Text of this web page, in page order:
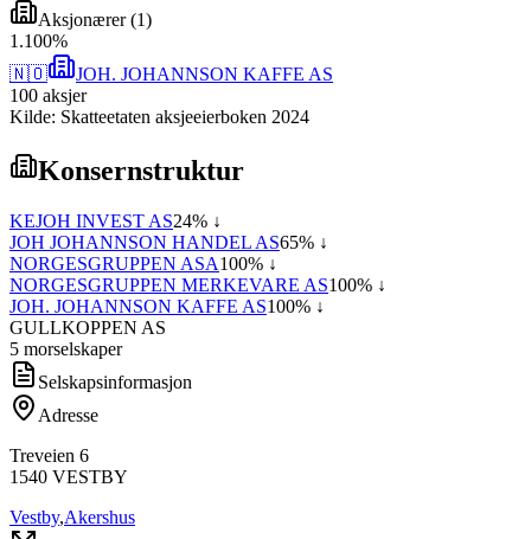
Aksjonærer(1)
1 .100%
🇳🇴
JOH. JOHANNSON KAFFE AS
100 aksjer
Kilde: Skatteetaten aksjeeierboken 2024
Konsernstruktur
KEJOH INVEST AS24% ↓
JOH JOHANNSON HANDEL AS65% ↓
NORGESGRUPPEN ASA100% ↓
NORGESGRUPPEN MERKEVARE AS100% ↓
JOH. JOHANNSON KAFFE AS100% ↓
GULLKOPPEN AS
5 morselskaper
Selskapsinformasjon
Adresse
Treveien 6
1540 VESTBY
Vestby,Akershus